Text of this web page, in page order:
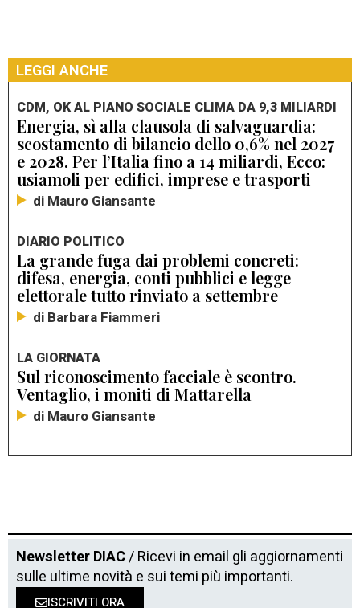
LEGGI ANCHE
CDM, OK AL PIANO SOCIALE CLIMA DA 9,3 MILIARDI
Energia, sì alla clausola di salvaguardia:
scostamento di bilancio dello 0,6% nel 2027
e 2028. Per l’Italia fino a 14 miliardi, Ecco:
usiamoli per edifici, imprese e trasporti
di Mauro Giansante
DIARIO POLITICO
La grande fuga dai problemi concreti:
difesa, energia, conti pubblici e legge
elettorale tutto rinviato a settembre
di Barbara Fiammeri
LA GIORNATA
Sul riconoscimento facciale è scontro.
Ventaglio, i moniti di Mattarella
di Mauro Giansante
Newsletter DIAC/ Ricevi in email gli aggiornamenti
sulle ultime novità e sui temi più importanti.
ISCRIVITI ORA